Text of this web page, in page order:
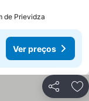
de Prievidza
Ver preços
Partilhar